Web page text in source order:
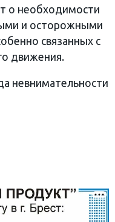
о необходимости
и осторожными
связанных с
движения.
невнимательности